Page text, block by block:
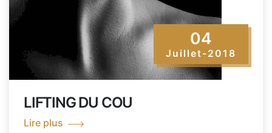
04
Juillet-2018
LIFTING DU COU
Lire plus